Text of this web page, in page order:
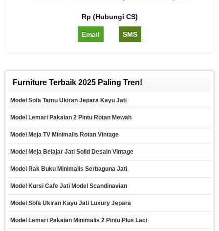
Rp (Hubungi CS)
Email SMS
Furniture Terbaik 2025 Paling Tren!
Model Sofa Tamu Ukiran Jepara Kayu Jati
Model Lemari Pakaian 2 Pintu Rotan Mewah
Model Meja TV Minimalis Rotan Vintage
Model Meja Belajar Jati Solid Desain Vintage
Model Rak Buku Minimalis Serbaguna Jati
Model Kursi Cafe Jati Model Scandinavian
Model Sofa Ukiran Kayu Jati Luxury Jepara
Model Lemari Pakaian Minimalis 2 Pintu Plus Laci